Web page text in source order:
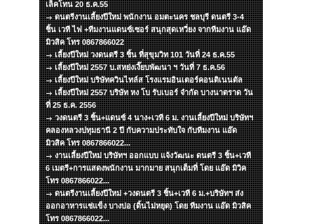
เล็คโทน 20 ธ.ค.55
ดนตรีงานเลี้ยงปีใหม่ พนักงาน อมตะนคร ชลบุรี ดนตรี 3-4
ชิ้น เวที ไฟ +ทีมงานแดนซ์เซอร์ สนุกสุดเหวี่ยง จากทีมงาน แอ๊ด
มิวสิค โทร 0867866022
เลี้ยงปีใหม่ วงดนตรี 3 ชิ้น ที่สุขุมวิท 101 วันที่ 24 ธ.ค.55
เลี้ยงปีใหม่ 2557 บ.สหย่งเงี๊ยบพัฒนา ฯ วันที่ 7 ธ.ค.56
เลี้ยงปีใหม่ บริษัทควินไทล์ส โรงแรมอินเตอร์คอนติเนนตัล
เลี้ยงปีใหม่ 2557 บริษัท หง โบ รับเบอร์ จำกัด บางนาตราด วัน
ที่ 25 ธ.ค. 2556
วงดนตรี 3 ชิ้น+แดนซ์ 4 นาง+เวที 6 ม. งานเลี้ยงปีใหม่ บริษัทฯ
คลองหลวงปทุมธานี 2 ปี กับความประทับใจ กับทีมงาน แอ๊ด
มิวสิค โทร 0867866022...
งานเลี้ยงปีใหม่ บริษัทฯ ออกแบบ แจ้งวัฒนะ ดนตรี 3 ชิ้น+เวที
6 เมตรี+การแสดงพนักงาน มากมาย สนุกเต็มที่ โดย แอ๊ด มิวิค
โทร 0867866022...
ดนตรีงานเลี้ยงปีใหม่ +วงดนตรี 3 ชิ้น+เวที 6 ม.+บริษัทฯ ส่ง
ออกอาหารแช่แข็ง บางบ่อ (ดิ้นไม่หยุด) โดย ทีมงาน แอ๊ด มิวสิค
โทร 0867866022...